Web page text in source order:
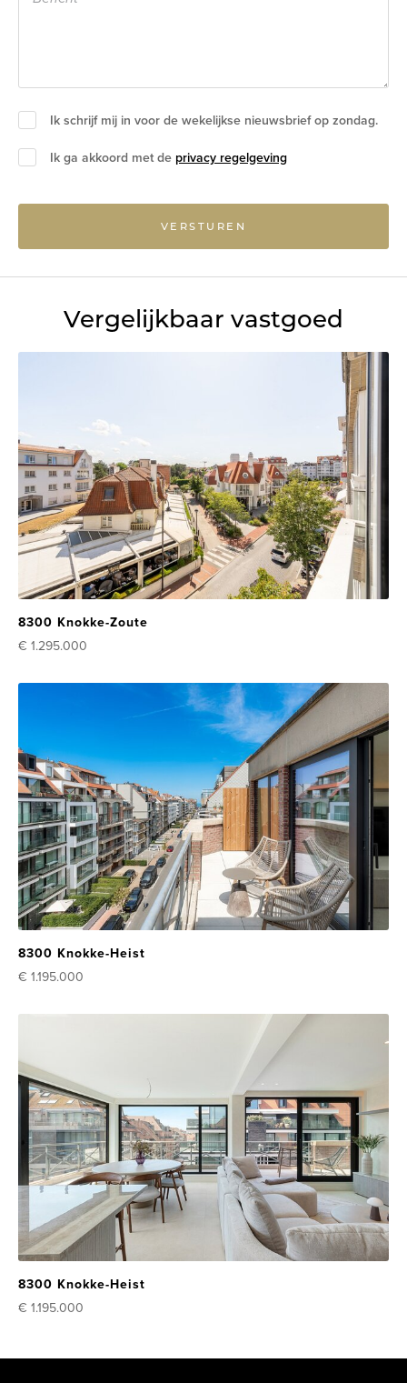
Ik schrijf mij in voor de wekelijkse nieuwsbrief op zondag.
Ik ga akkoord met de privacy regelgeving
VERSTUREN
Vergelijkbaar vastgoed
8300 Knokke-Zoute
€ 1.295.000
8300 Knokke-Heist
€ 1.195.000
8300 Knokke-Heist
€ 1.195.000